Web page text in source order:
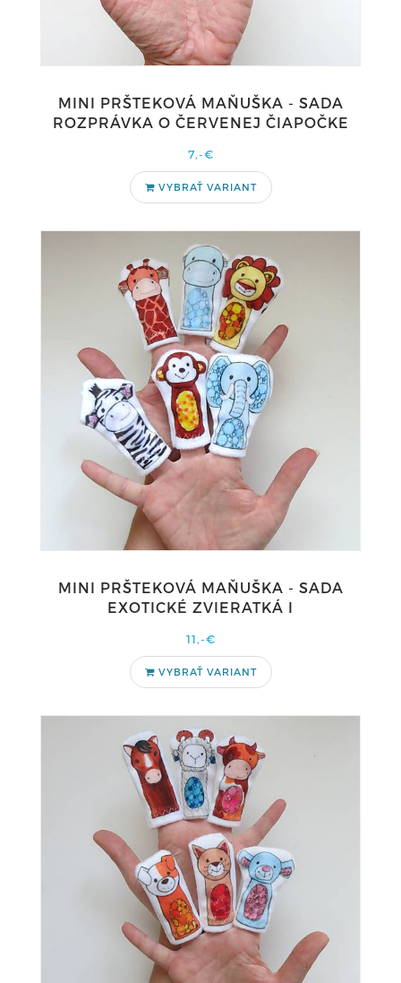
MINI PRŠTEKOVÁ MAŇUŠKA - SADA
ROZPRÁVKA O ČERVENEJ ČIAPOČKE
7,-€
VYBRAŤ VARIANT
MINI PRŠTEKOVÁ MAŇUŠKA - SADA
EXOTICKÉ ZVIERATKÁ I
11,-€
VYBRAŤ VARIANT